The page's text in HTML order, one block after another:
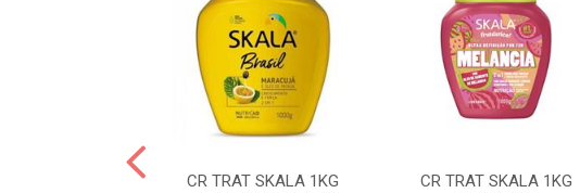
CR TRAT SKALA 1KG
CR TRAT SKALA 1KG